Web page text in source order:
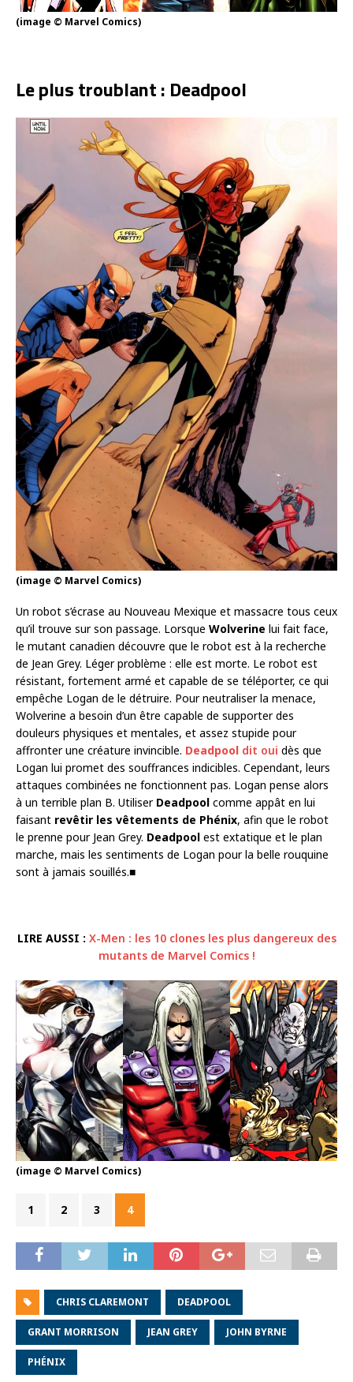
(image © Marvel Comics)
Le plus troublant : Deadpool
(image © Marvel Comics)
Un robot s’écrase au Nouveau Mexique et massacre tous ceux
qu’il trouve sur son passage. Lorsque Wolverine lui fait face,
le mutant canadien découvre que le robot est à la recherche
de Jean Grey. Léger problème : elle est morte. Le robot est
résistant, fortement armé et capable de se téléporter, ce qui
empêche Logan de le détruire. Pour neutraliser la menace,
Wolverine a besoin d’un être capable de supporter des
douleurs physiques et mentales, et assez stupide pour
affronter une créature invincible. Deadpool dit oui dès que
Logan lui promet des souffrances indicibles. Cependant, leurs
attaques combinées ne fonctionnent pas. Logan pense alors
à un terrible plan B. Utiliser Deadpool comme appât en lui
faisant revêtir les vêtements de Phénix, afin que le robot
le prenne pour Jean Grey. Deadpool est extatique et le plan
marche, mais les sentiments de Logan pour la belle rouquine
sont à jamais souillés.■
LIRE AUSSI : X-Men : les 10 clones les plus dangereux des
mutants de Marvel Comics !
(image © Marvel Comics)
1 2 3 4
CHRIS CLAREMONT DEADPOOL
GRANT MORRISON JEAN GREY JOHN BYRNE
PHÉNIX